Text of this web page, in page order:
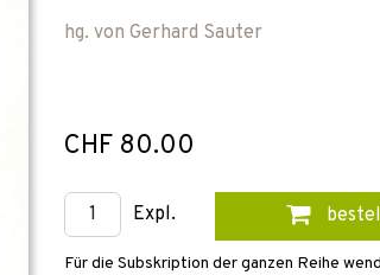
hg. von Gerhard Sauter
CHF 80.00
Expl.
Für die Subskription der ganzen Reihe